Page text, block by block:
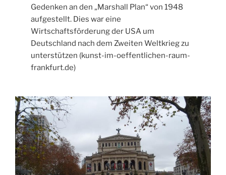
Gedenken an den „Marshall Plan“ von 1948
aufgestellt. Dies war eine
Wirtschaftsförderung der USA um
Deutschland nach dem Zweiten Weltkrieg zu
unterstützen (kunst-im-oeffentlichen-raum-
frankfurt.de)